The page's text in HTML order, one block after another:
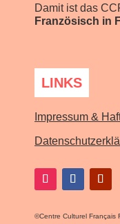
Damit ist das
Französisch in
LINKS
Impressum &
©Centre Culturel Français